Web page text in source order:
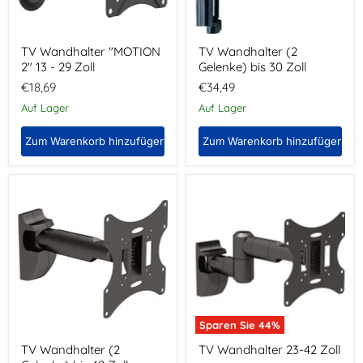
TV Wandhalter "MOTION
2" 13 - 29 Zoll
€18,69
Auf Lager
Zum Warenkorb hinzufügen
TV Wandhalter (2
Gelenke) bis 30 Zoll
€34,49
Auf Lager
Zum Warenkorb hinzufügen
(2
Gelenke)
bis
42
Zoll
TV Wandhalter (2
Sparen Sie 44%
Zoll
TV Wandhalter 23-42 Zoll